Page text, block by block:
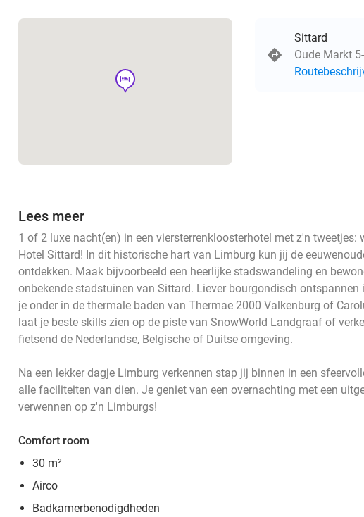
hotel
Sittard
Oude Markt
Lees meer
1 of 2 luxe nacht(en) in een viersterrenkloosterhotel met z'n tweetjes:
Hotel Sittard! In dit historische hart van Limburg kun jij de
ontdekken. Maak bijvoorbeeld een heerlijke stadswandeling en
onbekende stadstuinen van Sittard. Liever bourgondisch ontspannen
je onder in de thermale baden van Thermae 2000 Valkenburg of
laat je beste skills zien op de piste van SnowWorld Landgraaf of
fietsend de Nederlandse, Belgische of Duitse omgeving.
Na een lekker dagje Limburg verkennen stap jij binnen in een
alle faciliteiten van dien. Je geniet van een overnachting met een
verwennen op z'n Limburgs!
Comfort room
30 m²
Airco
Badkamerbenodigdheden